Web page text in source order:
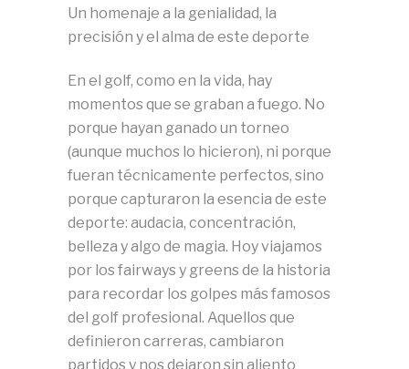
Un homenaje a la genialidad, la
precisión y el alma de este deporte
En el golf, como en la vida, hay
momentos que se graban a fuego. No
porque hayan ganado un torneo
(aunque muchos lo hicieron), ni porque
fueran técnicamente perfectos, sino
porque capturaron la esencia de este
deporte: audacia, concentración,
belleza y algo de magia. Hoy viajamos
por los fairways y greens de la historia
para recordar los golpes más famosos
del golf profesional. Aquellos que
definieron carreras, cambiaron
partidos y nos dejaron sin aliento